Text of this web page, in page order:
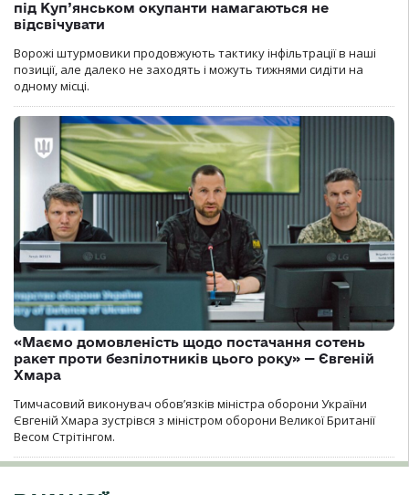
під Куп’янськом окупанти намагаються не
відсвічувати
Ворожі штурмовики продовжують тактику інфільтрації в наші
позиції, але далеко не заходять і можуть тижнями сидіти на
одному місці.
«Маємо домовленість щодо постачання сотень
ракет проти безпілотників цього року» — Євгеній
Хмара
Тимчасовий виконувач обов’язків міністра оборони України
Євгеній Хмара зустрівся з міністром оборони Великої Британії
Весом Стрітінгом.